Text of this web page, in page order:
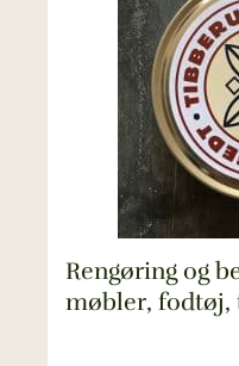
Rengøring og
møbler, fodtøj,